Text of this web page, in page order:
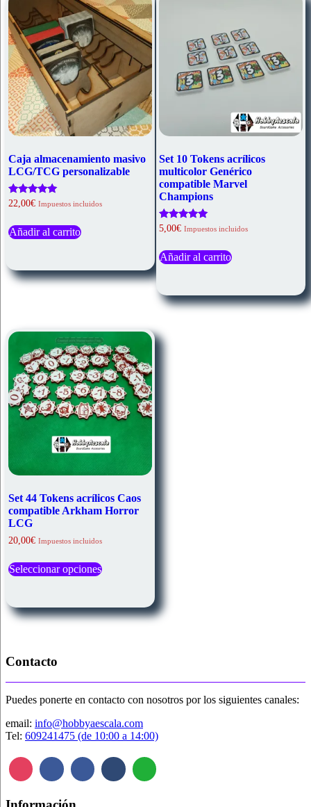
la
página
de
producto
Caja almacenamiento masivo
LCG/TCG personalizable
Valorado
de 5
22,00€ Impuestos incluidos
Añadir al carrito
Set 10 Tokens acrílicos
multicolor Genérico
compatible Marvel
Champions
Valorado
de 5
5,00€ Impuestos incluidos
Añadir al carrito
Set 44 Tokens acrílicos Caos
compatible Arkham Horror
LCG
20,00€ Impuestos incluidos
Seleccionar opcionesproducto
variantes.
Las
en
la
página
de
producto
Contacto
Puedes ponerte en contacto con nosotros por los siguientes canales:
email: info@hobbyaescala.com
Tel: 609241475 (de 10:00 a 14:00)